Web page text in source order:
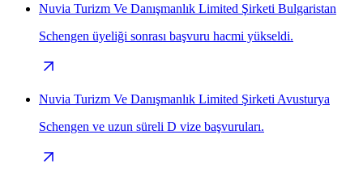
Nuvia Turizm Ve Danışmanlık Limited Şirketi Bulgaristan
Schengen üyeliği sonrası başvuru hacmi yükseldi.
Nuvia Turizm Ve Danışmanlık Limited Şirketi Avusturya
Schengen ve uzun süreli D vize başvuruları.